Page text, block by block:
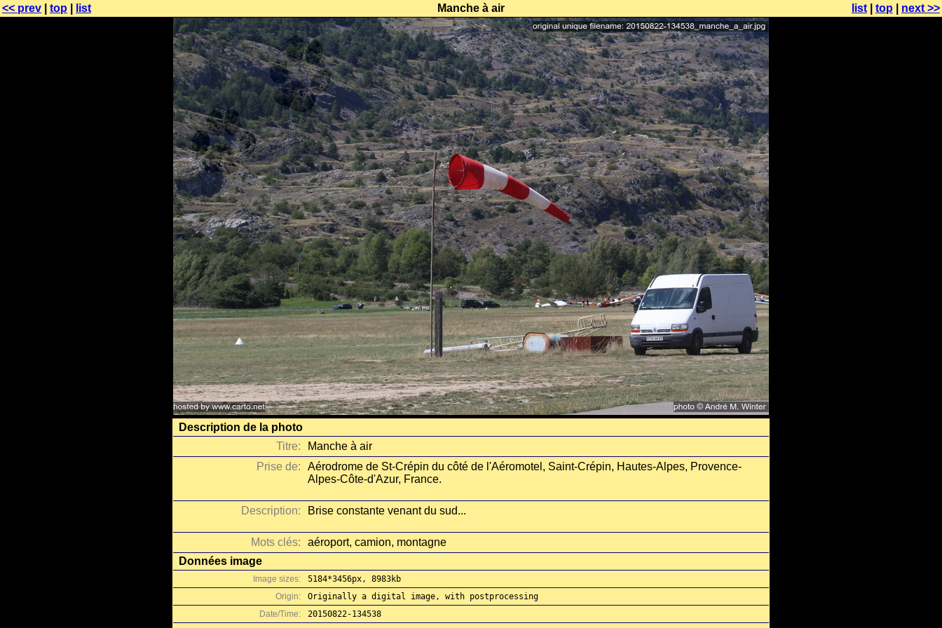
<< prev top list Manche à air list top next >>
Description de la photo
Titre:
Manche à air
Prise de:
Aérodrome de St-Crépin du côté de l'Aéromotel, Saint-Crépin, Hautes-Alpes, Provence-
Alpes-Côte-d'Azur, France.
Description: Brise constante venant du sud...
Mots clés:
aéroport, camion, montagne
Données image
Image sizes:
5184*3456px, 8983kb
Origin:
Originally a digital image, with postprocessing
Date/Time:
20150822-134538